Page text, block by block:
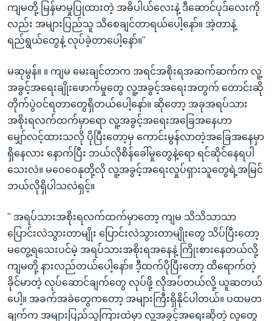
ကျမတို့ မြန်မာမှုပြုထားတဲ့ အဓိပါယ်လေးနဲ့ ဒီဆောင်ပုဒ်လေးကို
လည်း အများပြည်သူ သိစေချင်တာရယ်ပေါ့နော်။ အဲ့တာနဲ့
ရည်ရွယ်တွေနဲ့ လုပ်ခဲ့တာပေါ့နော်။"
မဆုမွန်။ ။ ကျမ မေးချင်တာက အရင်အစိုးရအဆက်ဆက်က လူ့
အခွင့်အရေးချိုးဖောက်မှုတွေ လူ့အခွင့်အရေးအတွက် တောင်းဆို
တိုက်ပွဲဝင်ရတာတွေရှိတယ်ပေါ့နော်။ ဆိုတော့ အခုအရပ်သား
အစိုးရလက်ထက်မှာရော လူ့အခွင့်အရေးအခြေအနေဟာ
မျှော်လင့်ထားသလို ပိုပြီးတော့မှ ကောင်းမွန်လာတဲ့အခြေအနေမှာ
ရှိနေလား နောက်ပြီး ဘယ်လိုစိန်ခေါ်မှုတွေနဲ့ရော ရင်ဆိုင်နေရပါ
သေးလဲ။ မဝေဝေနုတို့လို လူ့အခွင့်အရေးလှုပ်ရှားသူတွေရဲ့အမြင်
ဘယ်လိုရှိပါသလဲရှင့်။
" အရပ်သားအစိုးရလက်ထက်မှာတော့ ကျမ သိသိသာသာ
ပြောင်းလဲသွားတာမျိုး ပြောင်းလဲသွားတာမျိုးတွေ သိပ်ပြီးတော့
မတွေ့ရသေးပင်မဲ့ အရပ်သားအစိုးရအနေနဲ့ ကြိုးစားနေတယ်လို့
ကျမတို့ နားလည်တယ်ပေါ့နော်။ ဒီ့ထက်ပိုပြီးတော့ ထိရောက်တဲ့
ခိုင်မာတဲ့ လုပ်ဆောင်ချက်တွေ လုပ်ဖို့ လိုအပ်တယ်လို့ ယူဆတယ်
ပေါ့။ အခက်အခဲတွေကတော့ အများကြီးရှိနိုင်ပါတယ်။ ပထမတ
ချက်က အများပြည်သူကြားထဲမှာ လူ့အခွင့်အရေးဆိုတဲ့ လူတွေ